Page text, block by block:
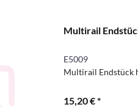
Multirail
E5009
Multirail Endstück
15,20 € *